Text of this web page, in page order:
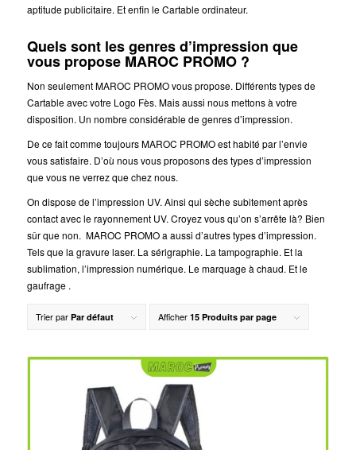
aptitude publicitaire. Et enfin le Cartable ordinateur.
Quels sont les genres d’impression que
vous propose MAROC PROMO ?
Non seulement MAROC PROMO vous propose. Différents types de
Cartable avec votre Logo Fès. Mais aussi nous mettons à votre
disposition. Un nombre considérable de genres d’impression.
De ce fait comme toujours MAROC PROMO est habité par l’envie
vous satisfaire. D’où nous vous proposons des types d’impression
que vous ne verrez que chez nous.
On dispose de l’impression UV. Ainsi qui sèche subitement après
contact avec le rayonnement UV. Croyez vous qu’on s’arrête là? Bien
sûr que non. MAROC PROMO a aussi d’autres types d’impression.
Tels que la gravure laser. La sérigraphie. La tampographie. Et la
sublimation, l’impression numérique. Le marquage à chaud. Et le
gaufrage .
Trier par Par défaut Afficher 15 Produits par page